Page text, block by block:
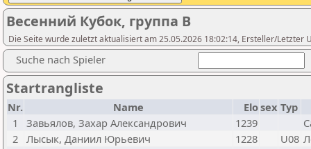
Весенний Кубок, группа В
Die Seite wurde zuletzt aktualisiert am 25.05.2026 18:02:14, Ersteller/Letzter
Suche nach Spieler
Startrangliste
Nr. Name Elosex Typ
1
Завьялов, Захар Александрович 1239
2 Лысык, Даниил Юрьевич 1228 U08